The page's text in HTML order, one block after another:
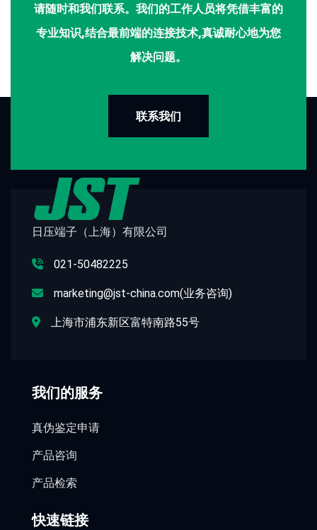
请随时和我们联系。我们的工作人员将凭借丰富的
专业知识,结合最前端的连接技术,真诚耐心地为您
解决问题。
联系我们
日压端子（上海）有限公司
021-50482225
marketing@jst-china.com(业务咨询)
上海市浦东新区富特南路55号
我们的服务
真伪鉴定申请
产品咨询
产品检索
快速链接